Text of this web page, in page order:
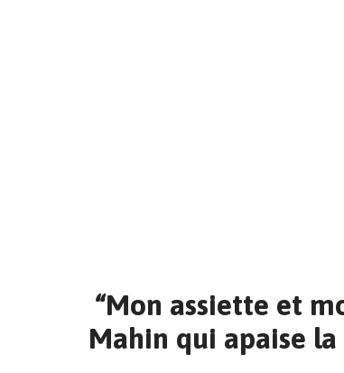
“Mon assiette et
Mahin qui apaise